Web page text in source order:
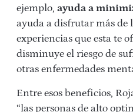
ejemplo, ayuda a
ayuda a disfrutar más de
experiencias que esta te
disminuye el riesgo de
otras enfermedades
Entre esos beneficios,
“las personas de alto